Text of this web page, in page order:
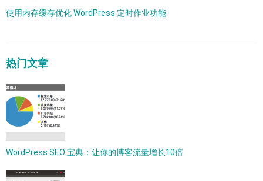
使用内存缓存优化 WordPress 定时作业功能
热门文章
WordPress SEO 宝典：让你的博客流量增长10倍